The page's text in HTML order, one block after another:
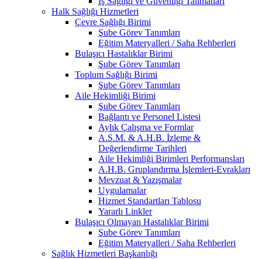
Halk Sağlığı Hizmetleri
Çevre Sağlığı Birimi
Şube Görev Tanımları
Eğitim Materyalleri / Saha Rehberleri
Bulaşıcı Hastalıklar Birimi
Şube Görev Tanımları
Toplum Sağlığı Birimi
Şube Görev Tanımları
Aile Hekimliği Birimi
Şube Görev Tanımları
Bağlantı ve Personel Listesi
Aylık Çalışma ve Formlar
A.S.M. & A.H.B. İzleme &
Değerlendirme Tarihleri
Aile Hekimliği Birimleri Performansları
A.H.B. Gruplandırma İşlemleri-Evrakları
Mevzuat & Yazışmalar
Uygulamalar
Hizmet Standartları Tablosu
Yararlı Linkler
Bulaşıcı Olmayan Hastalıklar Birimi
Şube Görev Tanımları
Eğitim Materyalleri / Saha Rehberleri
Sağlık Hizmetleri Başkanlığı